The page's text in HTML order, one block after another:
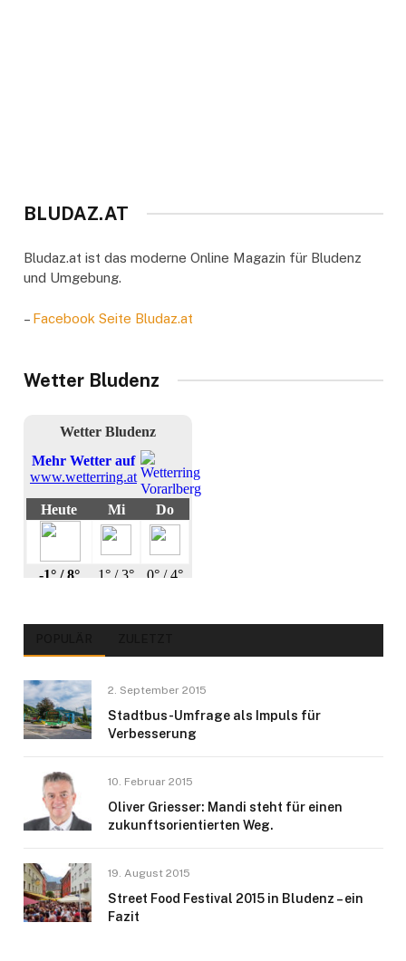
BLUDAZ.AT
Bludaz.at ist das moderne Online Magazin für Bludenz
und Umgebung.
– Facebook Seite Bludaz.at
Wetter Bludenz
2. September 2015
Stadtbus-Umfrage als Impuls für
Verbesserung
10. Februar 2015
Oliver Griesser: Mandi steht für einen
zukunftsorientierten Weg.
19. August 2015
Street Food Festival 2015 in Bludenz – ein
Fazit